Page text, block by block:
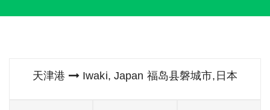
天津港 Iwaki, Japan 福岛县磐城市,日本